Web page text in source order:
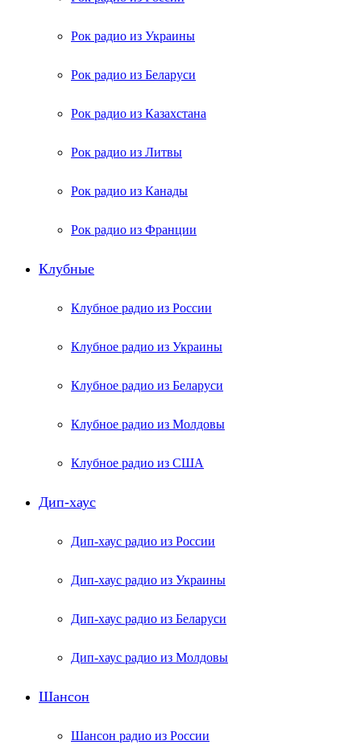
Рок радио из Украины
Рок радио из Беларуси
Рок радио из Казахстана
Рок радио из Литвы
Рок радио из Канады
Рок радио из Франции
Клубные
Клубное радио из России
Клубное радио из Украины
Клубное радио из Беларуси
Клубное радио из Молдовы
Клубное радио из США
Дип-хаус
Дип-хаус радио из России
Дип-хаус радио из Украины
Дип-хаус радио из Беларуси
Дип-хаус радио из Молдовы
Шансон
Шансон радио из России